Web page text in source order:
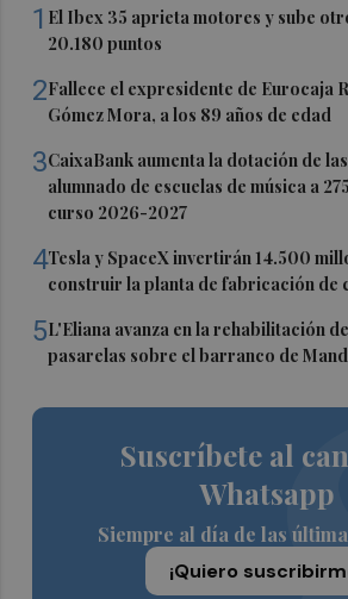
1 El Ibex 35 aprieta motores y sube
20.180 puntos
2Fallece el expresidente de Eurocaja
Gómez Mora, a los 89 años de edad
3CaixaBank aumenta la dotación de
alumnado de escuelas de música a
curso 2026-2027
4Tesla y SpaceX invertirán 14.500
construir la planta de fabricación de
5L'Eliana avanza en la rehabilitación
pasarelas sobre el barranco de
Suscríbete al
Whatsapp
Siempre al día de las
¡Quiero